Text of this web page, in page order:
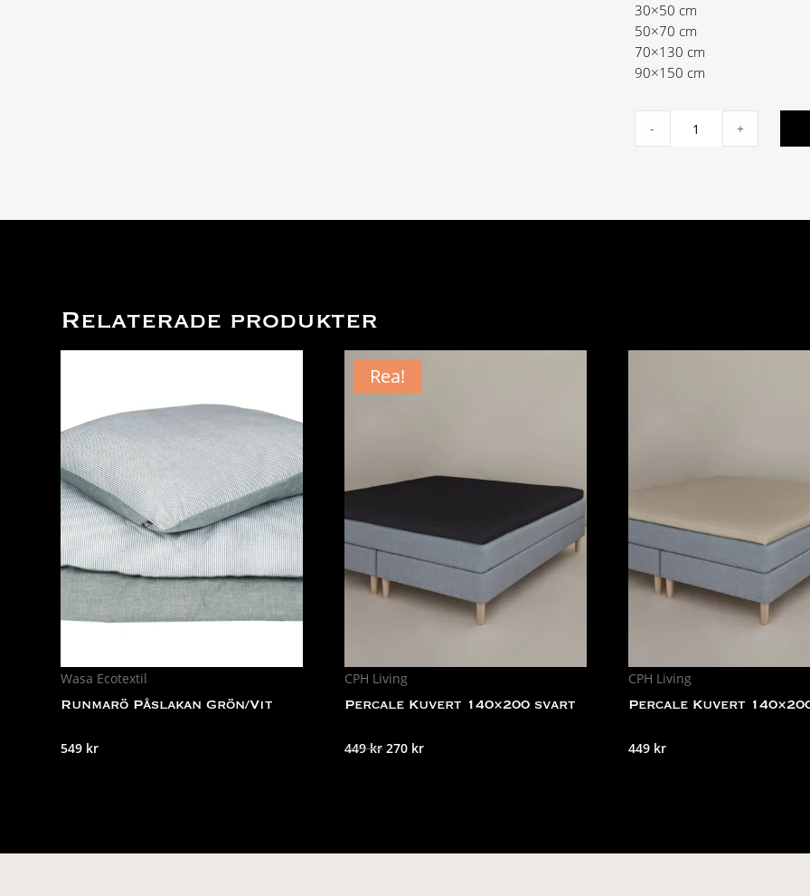
30×50 cm
50×70 cm
70×130 cm
90×150 cm
- +
Relaterade produkter
Wasa Ecotextil
Runmarö Påslakan Grön/Vit
549 kr
Rea!
CPH Living
Percale Kuvert 140×200 svart
449kr Det
270 krDet
CPH Living
Percale Kuvert
449 kr